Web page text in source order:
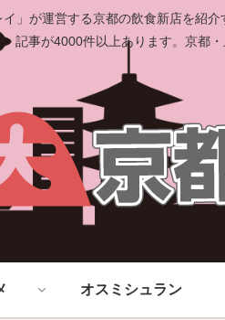
」が運営する京都の飲食新店を紹
記事が4000件以上あります。京都
オスミシュラン